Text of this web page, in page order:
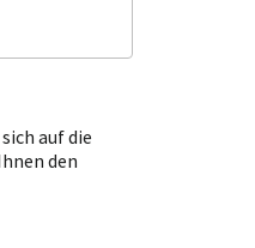
auf die
den